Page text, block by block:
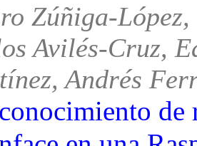
Zúñiga-
Avilés-Cruz,
Andrés
de